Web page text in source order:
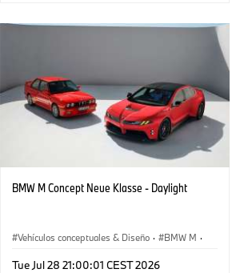
BMW M Concept Neue Klasse - Daylight
Vehículos conceptuales & Diseño · BMW M ·
Tue Jul 28 21:00:01 CEST 2026